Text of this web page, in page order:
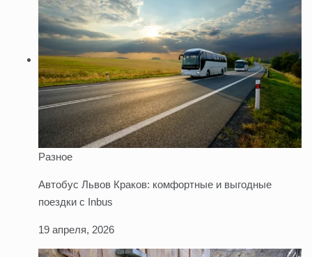
Разное
Автобус Львов Краков: комфортные и выгодные
поездки с Inbus
19 апреля, 2026